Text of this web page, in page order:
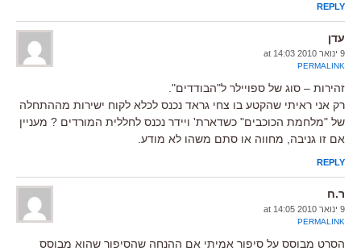
REPLY
עדן
9 ינואר 2010 at 14:03
PERMALINK
זהירות – סוג של ספויילר ל"הבודדים".
רק אני ראיתי שהקטע בו צחי גראד נכנס לכלא לקוח ישירות מההתחלה
של "מלחמת הכוכבים" כשדארת' ויידר נכנס לחללית המורדים ? מעניין
אם זו גניבה, מחווה או סתם משהו לא מודע.
REPLY
ר.ח
9 ינואר 2010 at 14:05
PERMALINK
הסרט מבוסס על סיפור אמיתי אם ההנחה שהסיפור שהוא מבוסס